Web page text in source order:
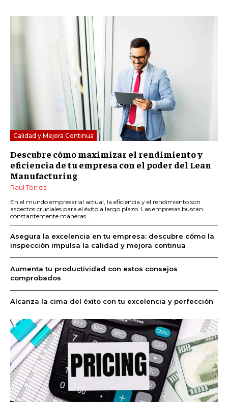
Calidad y Mejora Continua
Descubre cómo maximizar el rendimiento y
eficiencia de tu empresa con el poder del Lean
Manufacturing
Raúl Torres
En el mundo empresarial actual, la eficiencia y el rendimiento son
aspectos cruciales para el éxito a largo plazo. Las empresas buscan
constantemente maneras...
Asegura la excelencia en tu empresa: descubre cómo la
inspección impulsa la calidad y mejora continua
Aumenta tu productividad con estos consejos
comprobados
Alcanza la cima del éxito con tu excelencia y perfección